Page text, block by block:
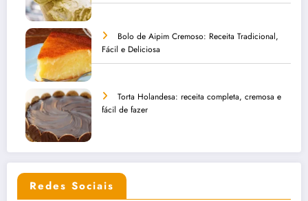
Bolo de Aipim Cremoso: Receita Tradicional,
Fácil e Deliciosa
Torta Holandesa: receita completa, cremosa e
fácil de fazer
Redes Sociais